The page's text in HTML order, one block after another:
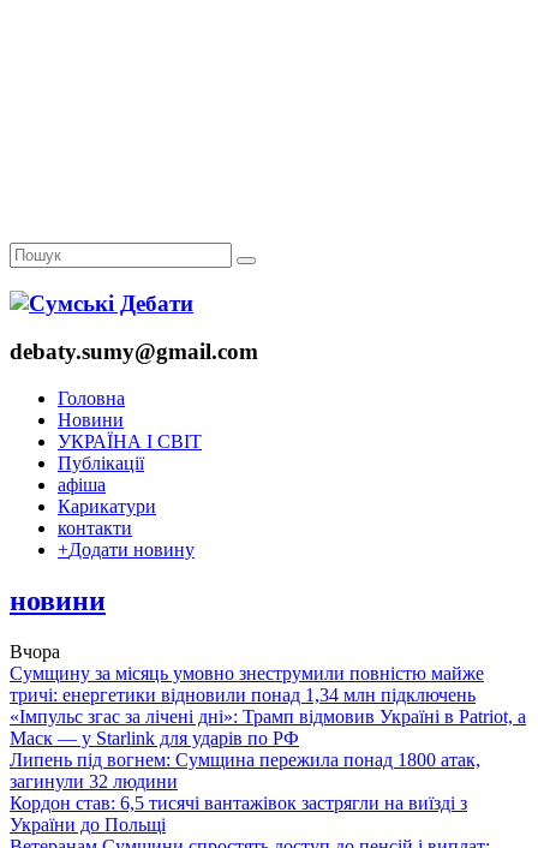
debaty.sumy@gmail.com
Головна
Новини
УКРАЇНА І СВІТ
Публікації
афіша
Карикатури
контакти
+Додати новину
новини
Вчора
Сумщину за місяць умовно знеструмили повністю майже
тричі: енергетики відновили понад 1,34 млн підключень
«Імпульс згас за лічені дні»: Трамп відмовив Україні в Patriot, а
Маск — у Starlink для ударів по РФ
Липень під вогнем: Сумщина пережила понад 1800 атак,
загинули 32 людини
Кордон став: 6,5 тисячі вантажівок застрягли на виїзді з
України до Польщі